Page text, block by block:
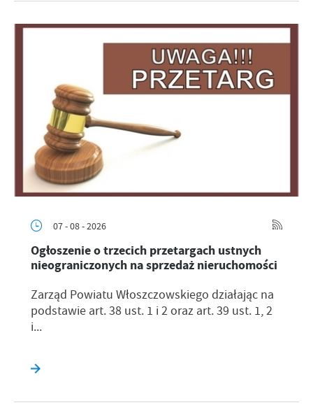
07 - 08 - 2026
Ogłoszenie o trzecich przetargach ustnych
nieograniczonych na sprzedaż nieruchomości
Zarząd Powiatu Włoszczowskiego działając na
podstawie art. 38 ust. 1 i 2 oraz art. 39 ust. 1, 2
i...